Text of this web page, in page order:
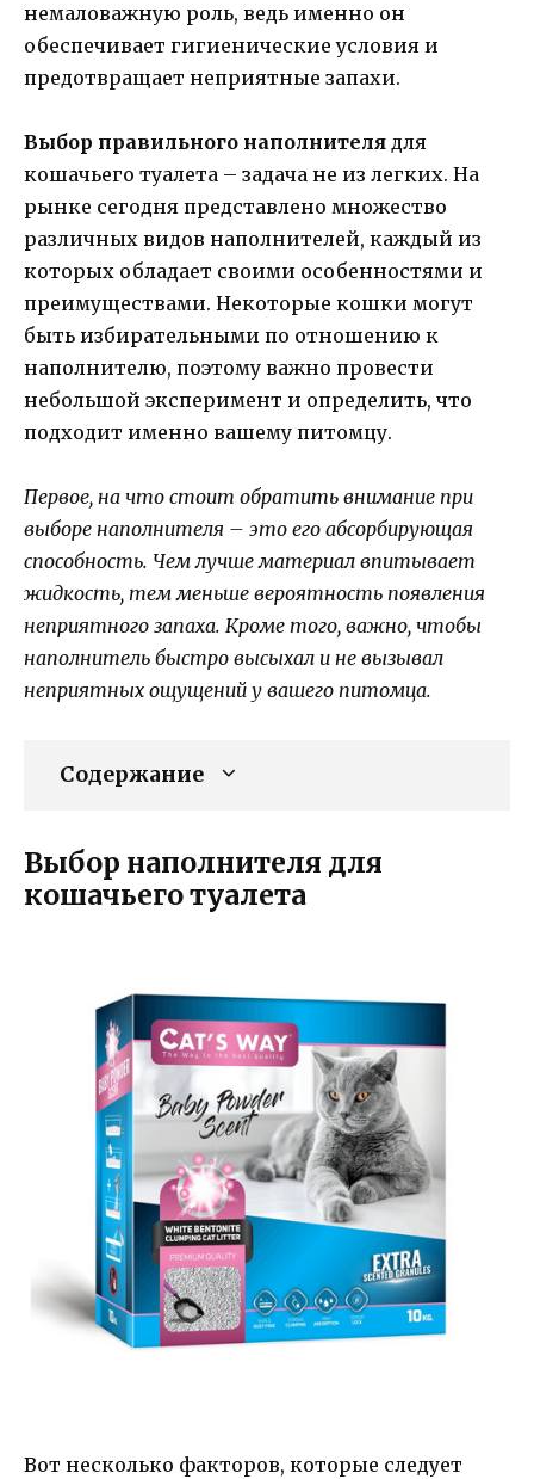
немаловажную роль, ведь именно он
обеспечивает гигиенические условия и
предотвращает неприятные запахи.
Выбор правильного наполнителя для
кошачьего туалета – задача не из легких. На
рынке сегодня представлено множество
различных видов наполнителей, каждый из
которых обладает своими особенностями и
преимуществами. Некоторые кошки могут
быть избирательными по отношению к
наполнителю, поэтому важно провести
небольшой эксперимент и определить, что
подходит именно вашему питомцу.
Первое, на что стоит обратить внимание при
выборе наполнителя – это его абсорбирующая
способность. Чем лучше материал впитывает
жидкость, тем меньше вероятность появления
неприятного запаха. Кроме того, важно, чтобы
наполнитель быстро высыхал и не вызывал
неприятных ощущений у вашего питомца.
Содержание
Выбор наполнителя для
кошачьего туалета
Вот несколько факторов, которые следует